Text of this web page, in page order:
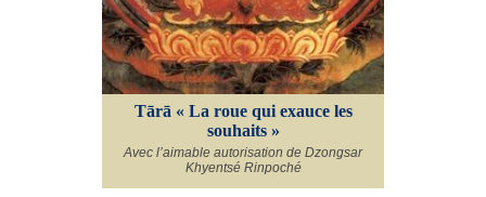
Tārā « La roue qui exauce les
souhaits »
Avec l’aimable autorisation de Dzongsar
Khyentsé Rinpoché